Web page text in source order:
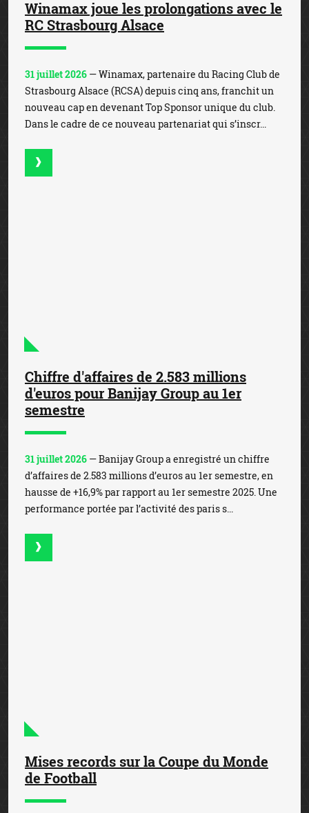
Winamax joue les prolongations avec le
RC Strasbourg Alsace
31 juillet 2026 — Winamax, partenaire du Racing Club de
Strasbourg Alsace (RCSA) depuis cinq ans, franchit un
nouveau cap en devenant Top Sponsor unique du club.
Dans le cadre de ce nouveau partenariat qui s’inscr...
Chiffre d'affaires de 2.583 millions
d'euros pour Banijay Group au 1er
semestre
31 juillet 2026 — Banijay Group a enregistré un chiffre
d’affaires de 2.583 millions d’euros au 1er semestre, en
hausse de +16,9% par rapport au 1er semestre 2025. Une
performance portée par l’activité des paris s...
Mises records sur la Coupe du Monde
de Football